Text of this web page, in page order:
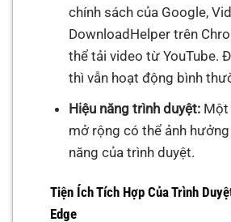
chính sách của Google,
DownloadHelper trên
thể tải video từ YouTube.
thì vẫn hoạt động bình
Hiệu năng trình duyệt:Một
mở rộng có thể ảnh
năng của trình duyệt.
Tiện Ích Tích Hợp Của Trình
Edge